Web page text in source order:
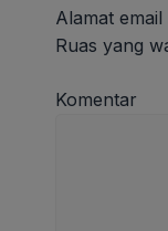
Alamat
Ruas yang
Komentar